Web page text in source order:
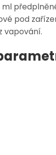
ml
pod
vapování.